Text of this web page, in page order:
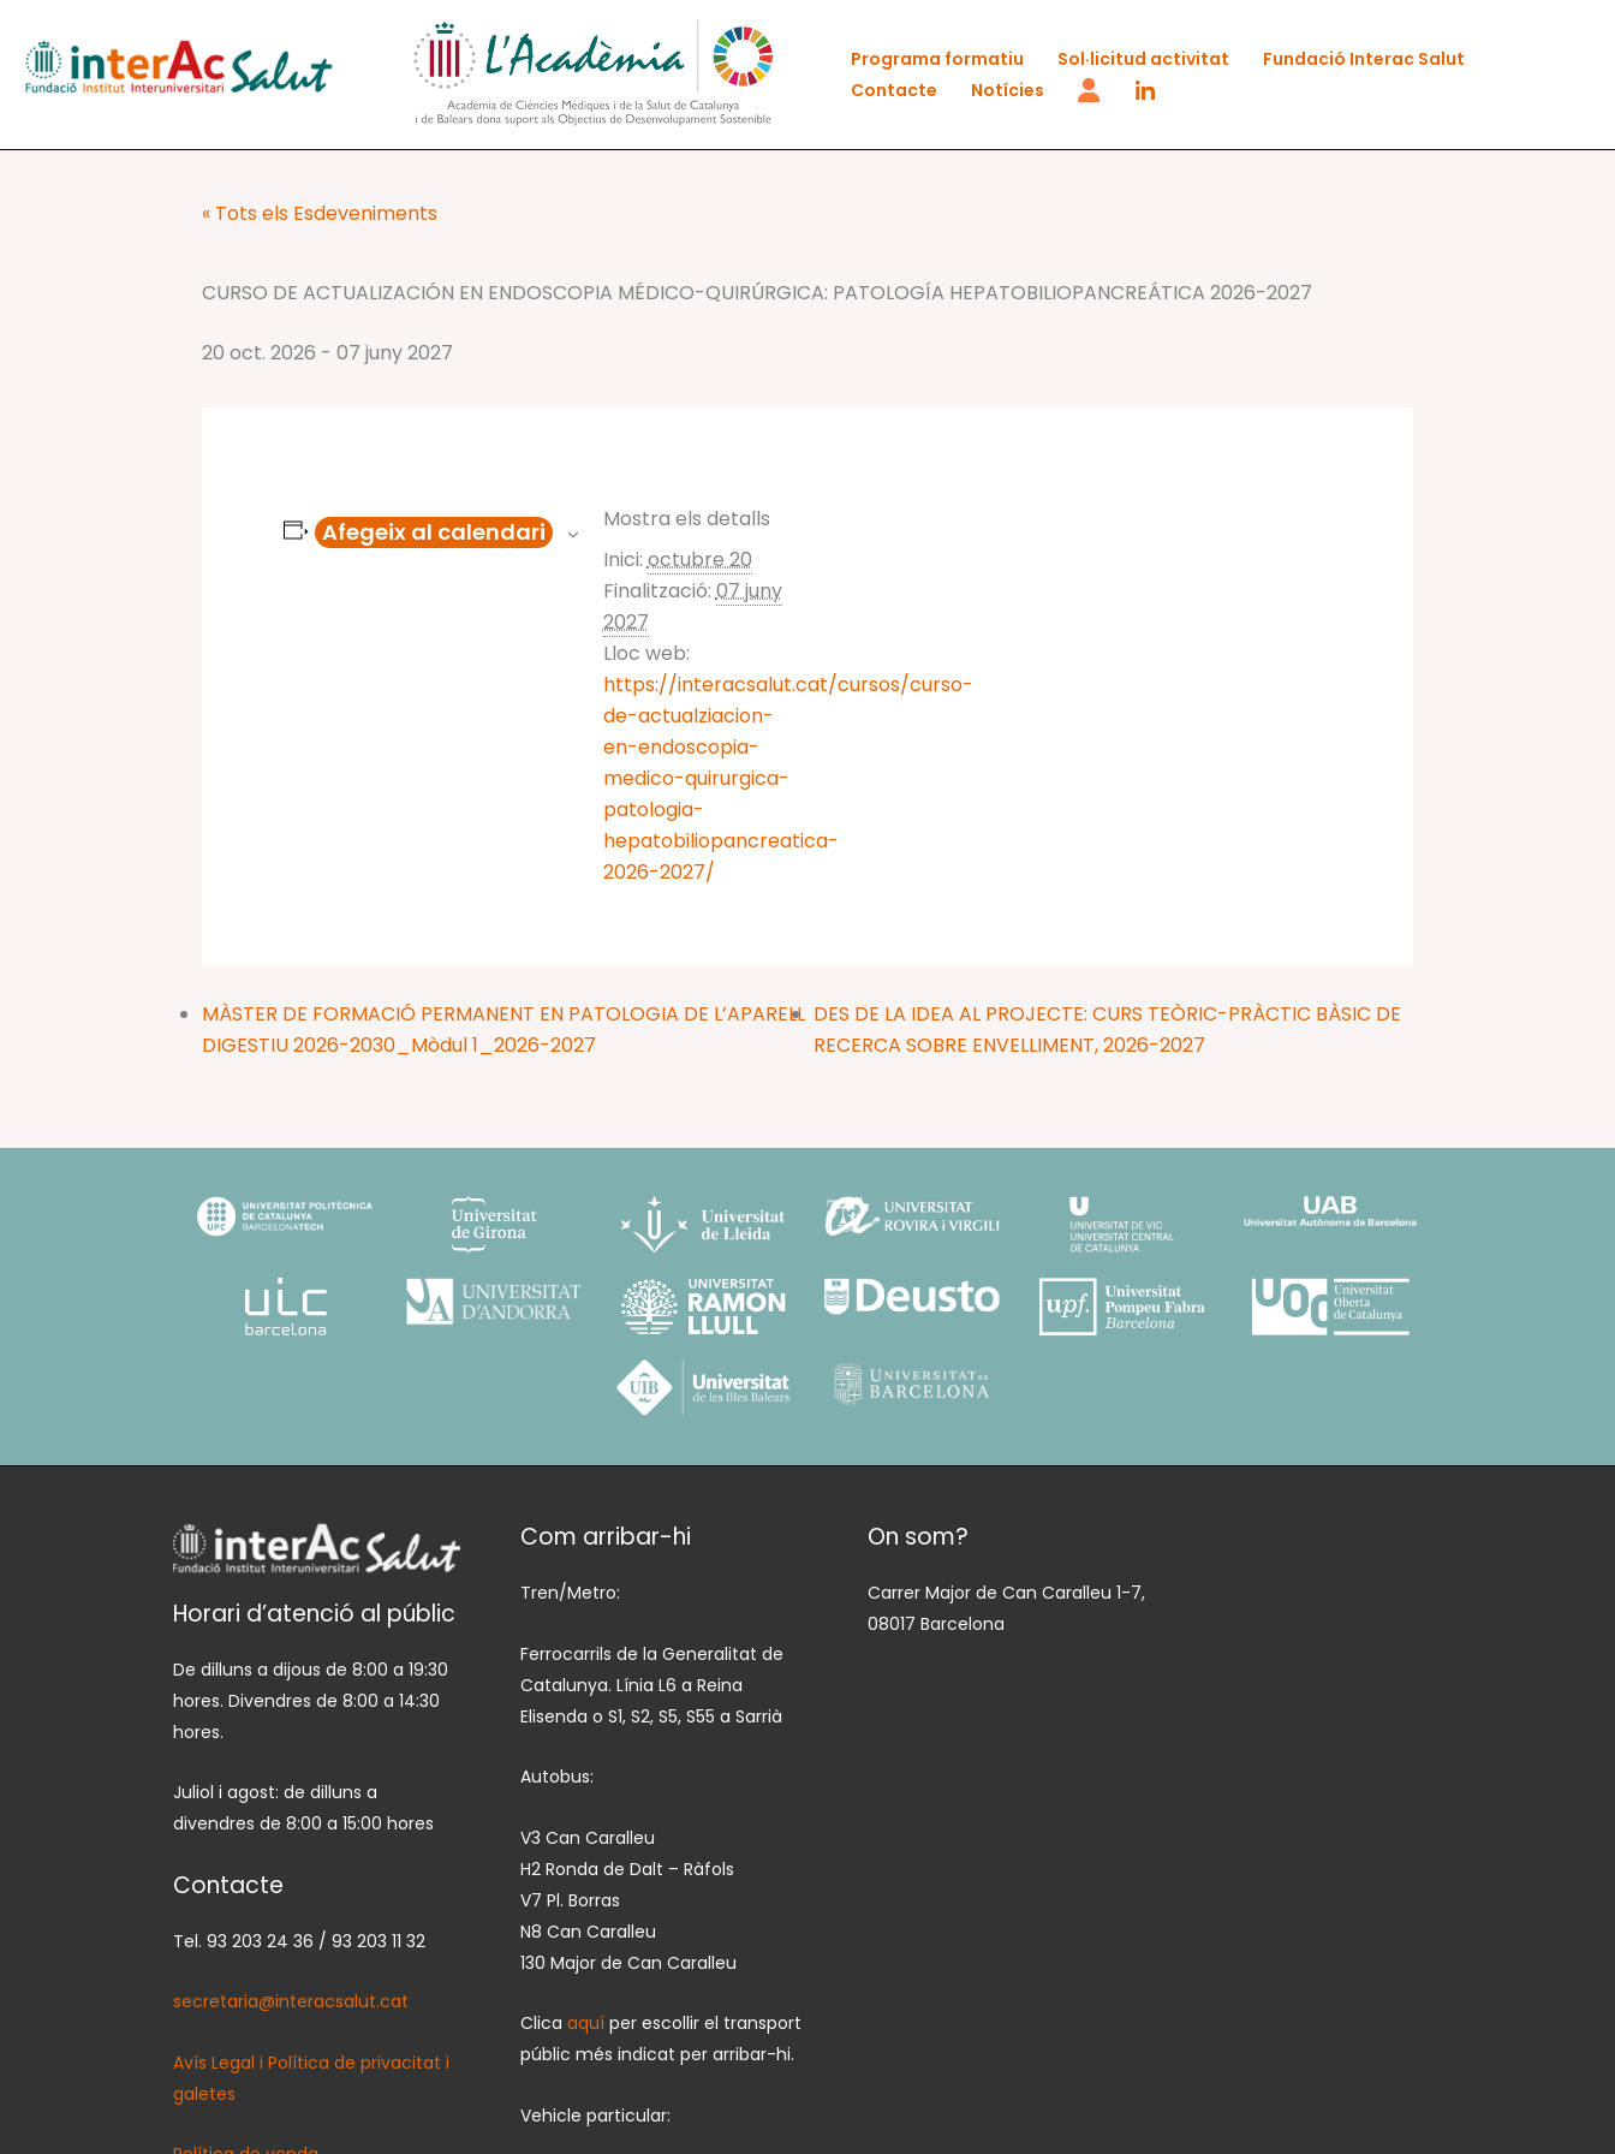
contingut
Programa formatiu Sol·licitud activitat
Fundació Interac Salut
Contacte
Notícies
« Tots els Esdeveniments
CURSO DE ACTUALIZACIÓN EN ENDOSCOPIA MÉDICO-QUIRÚRGICA: PATOLOGÍA HEPATOBILIOPANCREÁTICA 2026-2027
20 oct. 2026 - 07 juny 2027
Afegeix al calendari
Mostra els detalls
Inici: octubre 20
Finalització: 07 juny
2027
Lloc web:
https://interacsalut.cat/cursos/curso-
de-actualziacion-
en-endoscopia-
medico-quirurgica-
patologia-
hepatobiliopancreatica-
2026-2027/
MÀSTER DE FORMACIÓ PERMANENT EN PATOLOGIA DE L’APARELL
DIGESTIU 2026-2030_Mòdul 1_2026-2027
DES DE LA IDEA AL PROJECTE: CURS TEÒRIC-PRÀCTIC BÀSIC DE
RECERCA SOBRE ENVELLIMENT, 2026-2027
Horari d’atenció al públic
De dilluns a dijous de 8:00 a 19:30
hores. Divendres de 8:00 a 14:30
hores.
Juliol i agost: de dilluns a
divendres de 8:00 a 15:00 hores
Contacte
Tel. 93 203 24 36 / 93 203 11 32
secretaria@interacsalut.cat
Avís Legal i Política de privacitat i
galetes
Com arribar-hi
Tren/Metro:
Ferrocarrils de la Generalitat de
Catalunya. Línia L6 a Reina
Elisenda o S1, S2, S5, S55 a Sarrià
Autobus:
V3 Can Caralleu
H2 Ronda de Dalt – Ràfols
V7 Pl. Borras
N8 Can Caralleu
130 Major de Can Caralleu
Clica aquí per escollir el transport
públic més indicat per arribar-hi.
Vehicle particular:
On som?
Carrer Major de Can Caralleu 1-7,
08017 Barcelona